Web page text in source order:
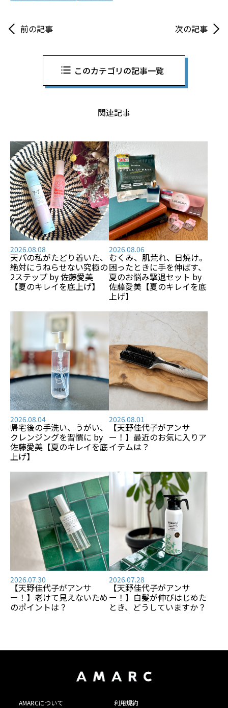
前の記事 次の記事
このカテゴリの記事一覧
関連記事
2026.08.08
天パの私がたどり着いた、
絶対にうねらせない究極の
2ステップ by 佐藤愛美
【夏のキレイを底上げ】
2026.08.06
むくみ、肌荒れ、日焼け――。
困ったときに手を伸ばす、
夏のお悩み撃退セット by
佐藤愛美【夏のキレイを底
上げ】
2026.08.04
帰宅後の手洗い、うがい、
クレンジングを習慣に by
佐藤愛美【夏のキレイを底
上げ】
2026.08.01
【天野佳代子がアンサ
ー！】最近のお気に入りア
イテムは？
2026.07.30
【天野佳代子がアンサ
ー！】老けて見えないため
のポイントは？
2026.07.28
【天野佳代子がアンサ
ー！】白髪が伸びはじめた
とき、どうしていますか？
AMARCについて 利用規約